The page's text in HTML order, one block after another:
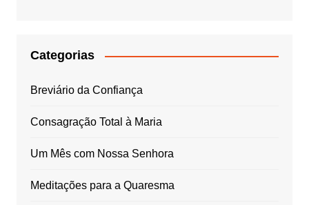
Categorias
Breviário da Confiança
Consagração Total à Maria
Um Mês com Nossa Senhora
Meditações para a Quaresma